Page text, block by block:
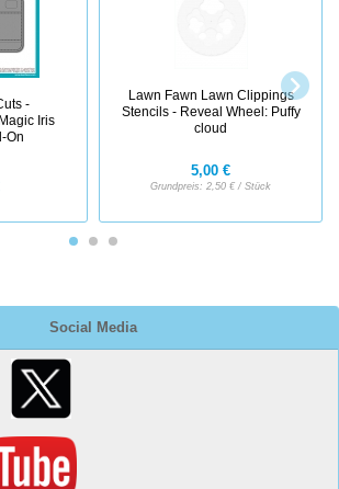
Social Media
-
Iris
On
Lawn Fawn Lawn Clippings
Stencils - Reveal Wheel: Puffy
cloud
5,00 €
Grundpreis: 2,50 € / Stück